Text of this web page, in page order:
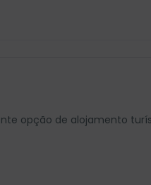
opção de alojamento